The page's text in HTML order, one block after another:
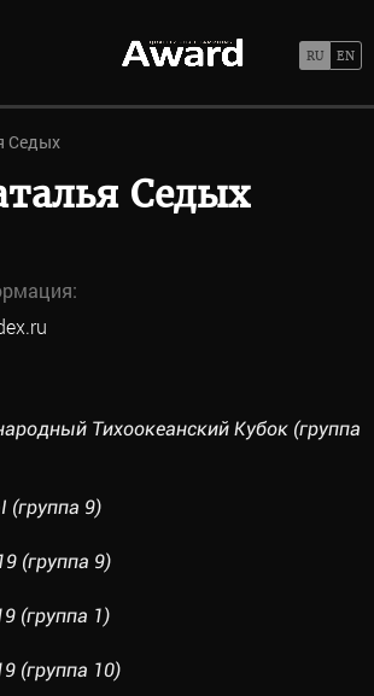
Седых
Седых
Тихоокеанский Кубок (группа
(группа 9)
(группа 9)
(группа 1)
(группа 10)